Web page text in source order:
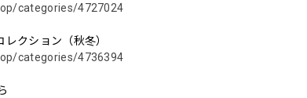
categories/4727024
レクション（秋冬）
categories/4736394